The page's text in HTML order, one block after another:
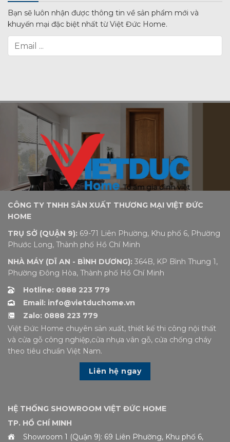
Bạn sẽ luôn nhận được thông tin về sản phẩm mới và
khuyến mại đặc biệt nhất từ Việt Đức Home.
CÔNG TY TNHH SẢN XUẤT THƯƠNG MẠI VIỆT ĐỨC
HOME
TRỤ SỞ (QUẬN 9): 69-71 Liên Phường, Khu phố 6, Phường
Phước Long, Thành phố Hồ Chí Minh
NHÀ MÁY (DĨ AN - BÌNH DƯƠNG): 364B, KP Bình Thung 1,
Phường Đông Hòa, Thành phố Hồ Chí Minh
Hotline: 0888 223 779
Email: info@vietduchome.vn
Zalo: 0888 223 779
Việt Đức Home chuyên sản xuất, thiết kế thi công nội thất
và cửa gỗ công nghiệp,cửa nhựa vân gỗ, cửa chống cháy
theo tiêu chuẩn Việt Nam.
Liên hệ ngay
HỆ THỐNG SHOWROOM VIỆT ĐỨC HOME
TP. HỒ CHÍ MINH
Showroom 1 (Quận 9): 69 Liên Phường, Khu phố 6,